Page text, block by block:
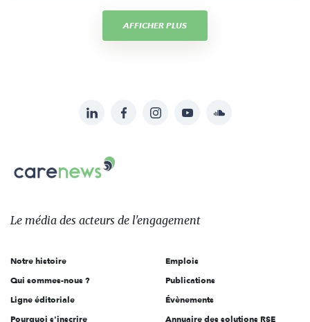
AFFICHER PLUS
sur:
LinkedInFacebookInstagramYouTubeSoundcloud
Le
des
l'engagement
Le média des acteurs de l'engagement
Notre histoire
Qui sommes-nous ?
Ligne éditoriale
Pourquoi s'inscrire
Emplois
Publications
Évènements
Annuaire des solutions RSE